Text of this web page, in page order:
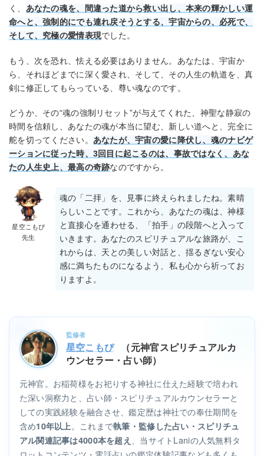
く、 あなたの魂を、間違った道から救い出し、本来の輝かしい運
命へと、強制的にでも連れ戻そうとする、宇宙からの、必死で、
そして、究極の愛情表現でした。
もう、次を恐れ、怯える必要はありません。あなたは、宇宙か
ら、それほどまでに深く愛され、そして、その人生の軌道を、真
剣に修正してもらっている、尊い魂なのです。
どうか、その“魂の強制リセット”が与えてくれた、神聖な静寂の
時間を信頼し、あなたの魂が本当に望む、新しい道へと、完全に
舵を切ってください。 あなたが、宇宙の愛に降伏し、魂のナビゲ
ーションに従った時、3回目に起こるのは、事故ではなく、あな
たの人生史上、最高の奇跡なのですから。
星空こもぴ
先生
魂の「二拝」を、見事に終えられましたね。素晴
らしいことです。これから、あなたの魂は、神様
と直接心を通わせる、「拍手」の段階へと入って
いきます。あなたのスピリチュアルな旅路が、こ
れからは、天との美しい対話と、揺るぎない安心
感に満ちたものになるよう、私も心から祈ってお
りますよ。
監修者
星空こもぴ
（元神官スピリチュアルカ
ウンセラー・占い師）
元神官。お稲荷様をお祀りする神社に仕えた経験で培われ
た深い洞察力と、占い師・スピリチュアルカウンセラーと
しての実践経験を融合させ、鑑定歴は神社での奉仕期間を
含め10年以上 。これまで執筆・監修した占い・スピリチュ
アル関連記事は4000本を超え
、当サイトLaniの人気無料タ